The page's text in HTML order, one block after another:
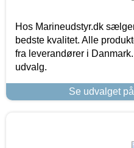
Hos Marineudstyr.dk
bedste kvalitet. Alle
fra leverandører i
udvalg.
Se udvalget